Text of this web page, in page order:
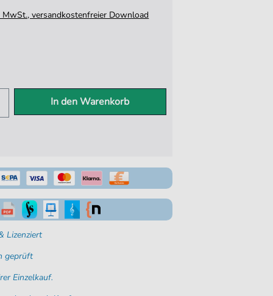
MwSt., versandkostenfreier Download
In den Warenkorb
Lizenziert
geprüft
Einzelkauf.